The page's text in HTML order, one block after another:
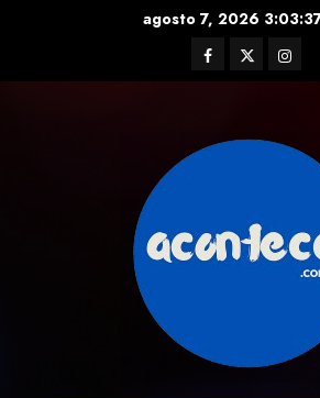
agosto 7, 2026
Facebook
Twitter